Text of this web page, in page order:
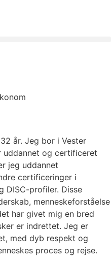
år. Jeg bor i Vester
uddannet og certificeret
jeg uddannet
certificeringer i
profiler. Disse
menneskeforståelse
har givet mig en bred
er indrettet. Jeg er
med dyb respekt og
proces og rejse.